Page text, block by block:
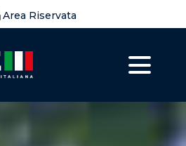
Area Riservata